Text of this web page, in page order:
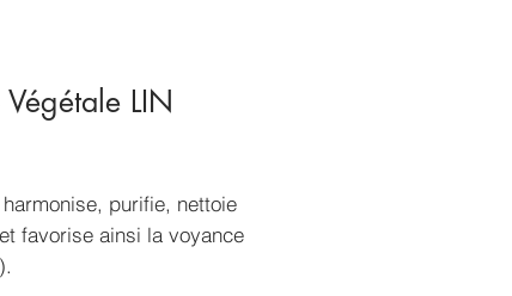
Végétale LIN
purifie, nettoie
favorise ainsi la voyance